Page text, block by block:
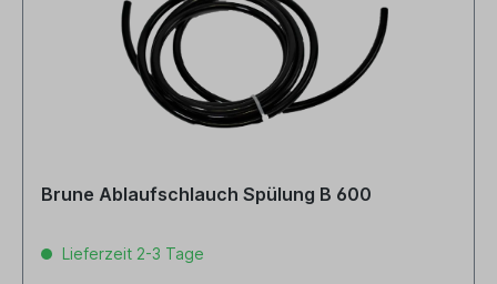
Brune Ablaufschlauch Spülung B 600
Lieferzeit 2-3 Tage